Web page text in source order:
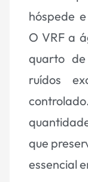
hóspede
O VRF a
quarto
ruídos
que
essencial